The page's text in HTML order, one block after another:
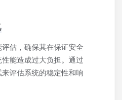
估，确保其在保证安全
能造成过大负担。通过
评估系统的稳定性和响